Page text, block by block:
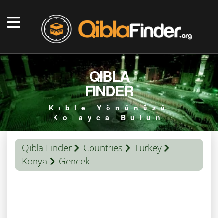
QIBLA
FINDER
Kıble Yönünüzü
Kolayca Bulun
Qibla Finder Countries
Turkey
Konya
Gencek